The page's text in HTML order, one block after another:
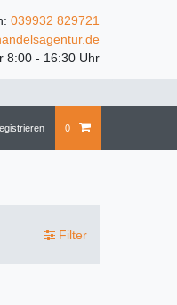
039932 829721
8:00 - 16:30 Uhr
0
Filter